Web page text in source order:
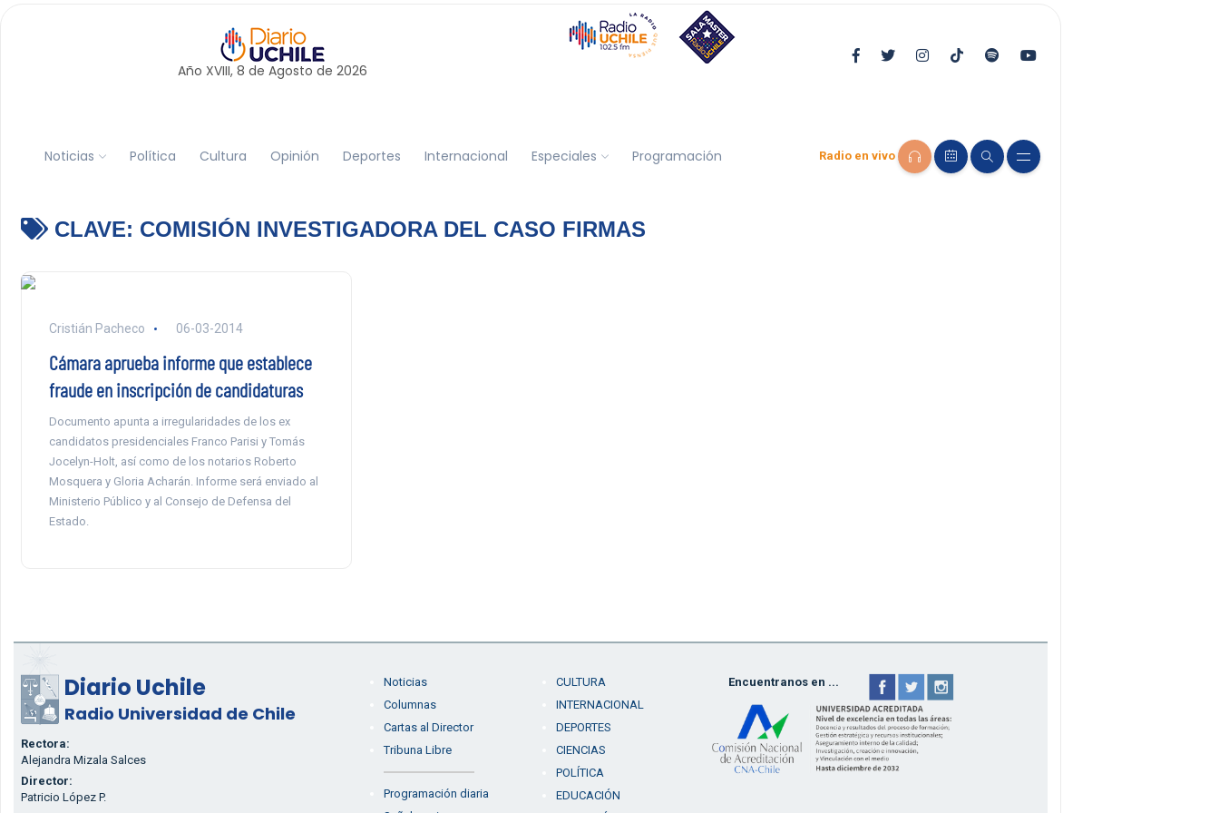
Año XVIII, 8 de Agosto de 2026
Noticias Política Cultura Opinión Deportes Internacional Especiales Programación Radio en vivo
CLAVE: COMISIÓN INVESTIGADORA DEL CASO FIRMAS
Cristián Pacheco 06-03-2014
Cámara aprueba informe que establece
fraude en inscripción de candidaturas
Documento apunta a irregularidades de los ex
candidatos presidenciales Franco Parisi y Tomás
Jocelyn-Holt, así como de los notarios Roberto
Mosquera y Gloria Acharán. Informe será enviado al
Ministerio Público y al Consejo de Defensa del
Estado.
Diario Uchile
Radio Universidad de Chile
Rectora:
Alejandra Mizala Salces
Director:
Patricio López P.
Noticias
Columnas
Cartas al Director
Tribuna Libre
Programación diaria
CULTURA
INTERNACIONAL
DEPORTES
CIENCIAS
POLÍTICA
EDUCACIÓN
Encuentranos en ...